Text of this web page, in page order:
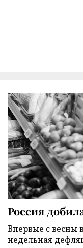
Россия
Впервые с весны
недельная